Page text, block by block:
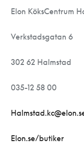
Elon KöksCentrum
Verkstadsgatan 6
302 62 Halmstad
035-12 58 00
Elon.se/butiker